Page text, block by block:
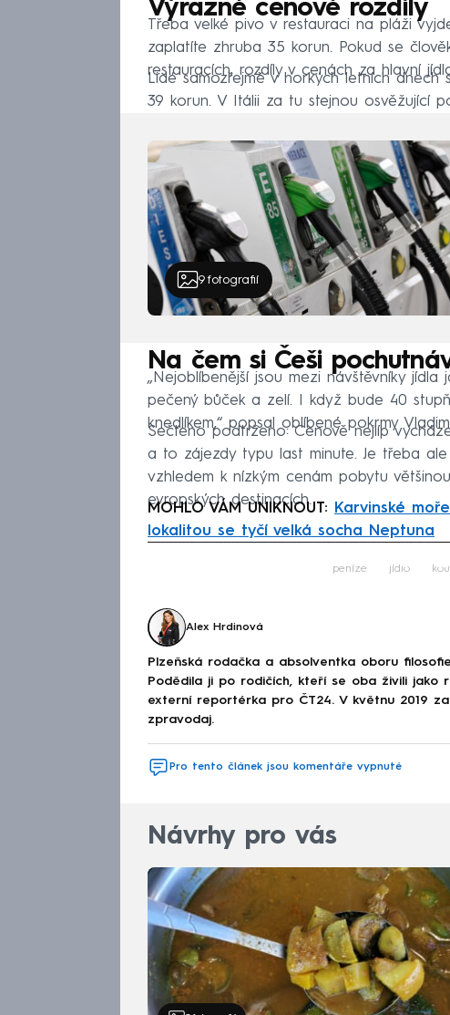
Výrazné cenové rozdíly
Třeba velké pivo v restauraci na pláži
zaplatíte zhruba 35 korun. Pokud se
restauracích, rozdíly v cenách za hlavní
Lidé samozřejmě v horkých letních
39 korun. V Itálii za tu stejnou osvěžující
9fotografií
Na čem si Češi
„Nejoblíbenější jsou mezi návštěvníky
pečený bůček a zelí. I když bude 40
knedlíkem,“ popsal oblíbené pokrmy
Sečteno podtrženo: Cenově nejlíp
a to zájezdy typu last minute. Je třeba
vzhledem k nízkým cenám pobytu
evropských destinacích.
MOHLO VÁM UNIKNOUT:
Karvinské
lokalitou se tyčí velká socha Neptuna
peníze jídlo
Alex Hrdinová
Plzeňská rodačka a absolventka oboru
Podědila ji po rodičích, kteří se oba živili jako
externí reportérka pro ČT24. V květnu 2019
zpravodaj.
Pro tento článek jsou komentáře vypnuté
Návrhy pro vás